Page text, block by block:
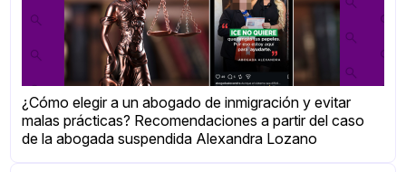
¿Cómo elegir a un abogado de inmigración y evitar
malas prácticas? Recomendaciones a partir del caso
de la abogada suspendida Alexandra Lozano